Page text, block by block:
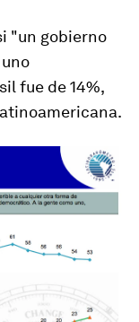
"un gobierno
fue de 14%,